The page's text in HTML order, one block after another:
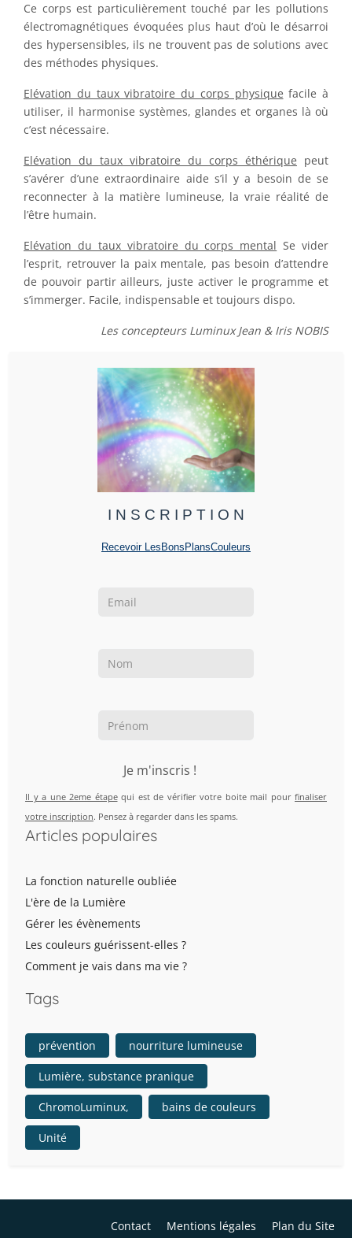
Ce corps est particulièrement touché par les pollutions
électromagnétiques évoquées plus haut d’où le désarroi
des hypersensibles, ils ne trouvent pas de solutions avec
des méthodes physiques.
Elévation du taux vibratoire du corps physique facile à
utiliser, il harmonise systèmes, glandes et organes là où
c’est nécessaire.
Elévation du taux vibratoire du corps éthérique peut
s’avérer d’une extraordinaire aide s’il y a besoin de se
reconnecter à la matière lumineuse, la vraie réalité de
l’être humain.
Elévation du taux vibratoire du corps mental Se vider
l’esprit, retrouver la paix mentale, pas besoin d’attendre
de pouvoir partir ailleurs, juste activer le programme et
s’immerger. Facile, indispensable et toujours dispo.
Les concepteurs Luminux Jean & Iris NOBIS
I N S C R I P T I O N
Recevoir LesBonsPlansCouleurs
Je m'inscris !
Il y a une 2eme étapequi est de vérifier votre boite mail pour finaliser
votre inscription. Pensez à regarder dans les spams.
Articles populaires
La fonction naturelle oubliée
L'ère de la Lumière
Gérer les évènements
Les couleurs guérissent-elles ?
Comment je vais dans ma vie ?
Tags
prévention nourriture lumineuse
Lumière, substance pranique
ChromoLuminux, bains de couleurs
Unité
Contact Mentions légales Plan du Site